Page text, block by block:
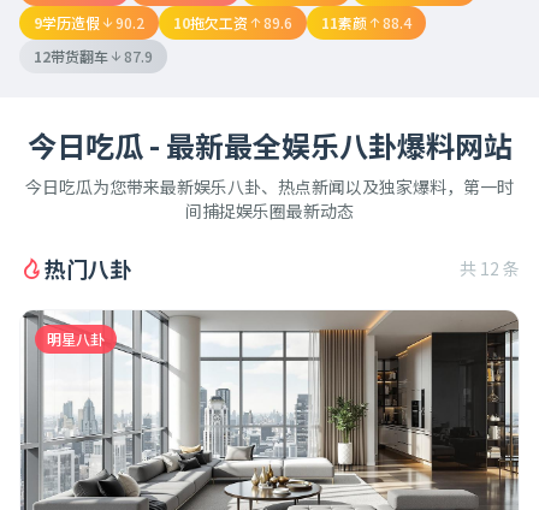
9学历造假 90.2 10拖欠工资 89.6 11素颜
88.4
12带货翻车 87.9
今日吃瓜 - 最新最全娱乐八卦爆料网站
今日吃瓜为您带来最新娱乐八卦、热点新闻以及独家爆料，第一时
间捕捉娱乐圈最新动态
热门八卦 共 12 条
明星八卦